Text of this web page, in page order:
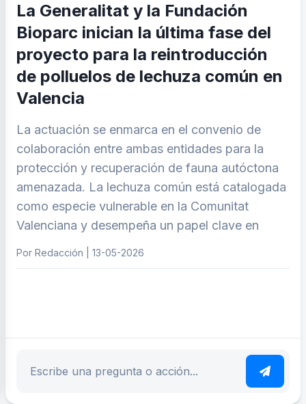
La Generalitat y la Fundación
Bioparc inician la última fase del
proyecto para la reintroducción
de polluelos de lechuza común en
Valencia
La actuación se enmarca en el convenio de
colaboración entre ambas entidades para la
protección y recuperación de fauna autóctona
amenazada. La lechuza común está catalogada
como especie vulnerable en la Comunitat
Valenciana y desempeña un papel clave en
Por Redacción | 13-05-2026
Escribe tu pregunta